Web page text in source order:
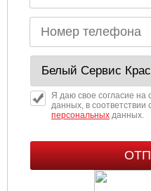
Я даю свое согласие на
данных, в соответствии
персональныхданных.